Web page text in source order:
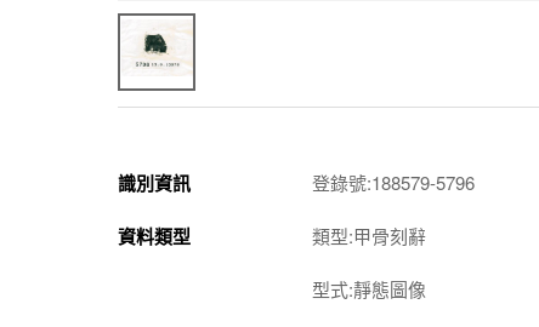
識別資訊 登錄號:188579-5796
資料類型 類型:甲骨刻辭
型式:靜態圖像